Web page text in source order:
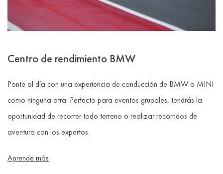
Centro de rendimiento BMW
Ponte al día con una experiencia de conducción de BMW o MINI
como ninguna otra. Perfecto para eventos grupales, tendrás la
oportunidad de recorrer todo terreno o realizar recorridos de
aventura con los expertos.
Aprende más